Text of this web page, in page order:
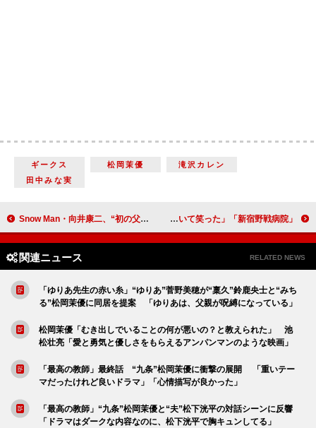
ギークス 松岡茉優
滝沢カレン
田中みな実
Snow Man・向井康二、“初の父親役”は目黒蓮と「共通点があってうれしい」 杉野遥亮「山頂アタックしました」と過酷なロケを報告 「新宿野戦病院」「何人も『虎に翼』とかぶっていて笑った」「『住めばミヤコ蝶々』って若者には分からんやろ」
関連ニュース RELATED NEWS
「ゆりあ先生の赤い糸」“ゆりあ”菅野美穂が“稟久”鈴鹿央士と“みち
る”松岡茉優に同居を提案 「ゆりあは、父親が呪縛になっている」
松岡茉優「むき出しでいることの何が悪いの？と教えられた」 池
松壮亮「愛と勇気と優しさをもらえるアンパンマンのような映画」
「最高の教師」最終話 “九条”松岡茉優に衝撃の展開 「重いテー
マだったけれど良いドラマ」「心情描写が良かった」
「最高の教師」“九条”松岡茉優と“夫”松下洸平の対話シーンに反響
「ドラマはダークな内容なのに、松下洸平で胸キュンしてる」